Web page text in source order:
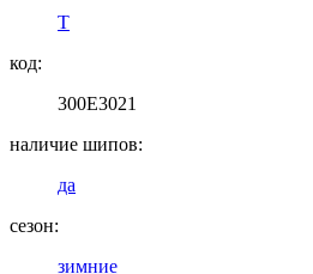
T
код:
300E3021
наличие шипов:
да
сезон:
зимние